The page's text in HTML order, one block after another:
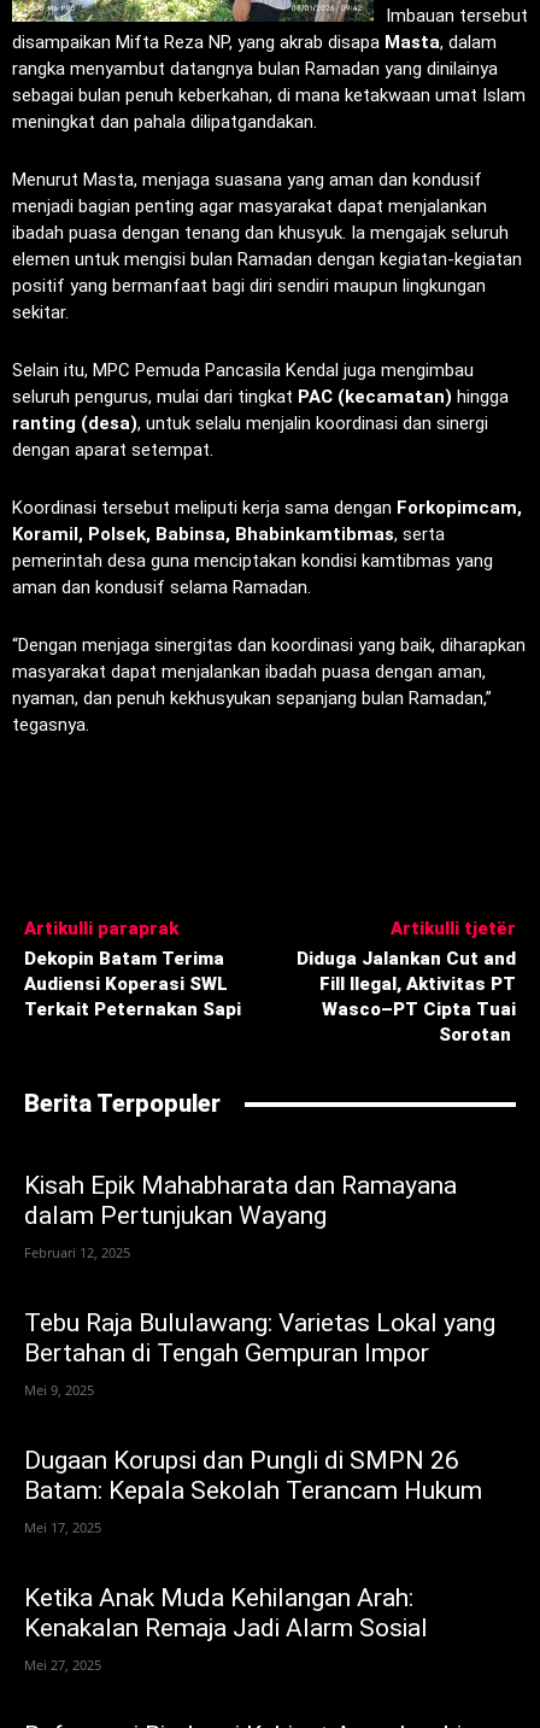
Imbauan tersebut
disampaikan Mifta Reza NP, yang akrab disapa Masta, dalam
rangka menyambut datangnya bulan Ramadan yang dinilainya
sebagai bulan penuh keberkahan, di mana ketakwaan umat Islam
meningkat dan pahala dilipatgandakan.
Menurut Masta, menjaga suasana yang aman dan kondusif
menjadi bagian penting agar masyarakat dapat menjalankan
ibadah puasa dengan tenang dan khusyuk. Ia mengajak seluruh
elemen untuk mengisi bulan Ramadan dengan kegiatan-kegiatan
positif yang bermanfaat bagi diri sendiri maupun lingkungan
sekitar.
Selain itu, MPC Pemuda Pancasila Kendal juga mengimbau
seluruh pengurus, mulai dari tingkat PAC (kecamatan) hingga
ranting (desa), untuk selalu menjalin koordinasi dan sinergi
dengan aparat setempat.
Koordinasi tersebut meliputi kerja sama dengan Forkopimcam,
Koramil, Polsek, Babinsa, Bhabinkamtibmas, serta
pemerintah desa guna menciptakan kondisi kamtibmas yang
aman dan kondusif selama Ramadan.
“Dengan menjaga sinergitas dan koordinasi yang baik, diharapkan
masyarakat dapat menjalankan ibadah puasa dengan aman,
nyaman, dan penuh kekhusyukan sepanjang bulan Ramadan,”
tegasnya.
Artikulli paraprak
Dekopin Batam Terima
Audiensi Koperasi SWL
Terkait Peternakan Sapi
Artikulli tjetër
‎Diduga Jalankan Cut and
Fill Ilegal, Aktivitas PT
Wasco–PT Cipta Tuai
Sorotan ‎
Berita Terpopuler
Kisah Epik Mahabharata dan Ramayana
dalam Pertunjukan Wayang
Februari 12, 2025
Tebu Raja Bululawang: Varietas Lokal yang
Bertahan di Tengah Gempuran Impor
Mei 9, 2025
Dugaan Korupsi dan Pungli di SMPN 26
Batam: Kepala Sekolah Terancam Hukum
Mei 17, 2025
Ketika Anak Muda Kehilangan Arah:
Kenakalan Remaja Jadi Alarm Sosial
Mei 27, 2025